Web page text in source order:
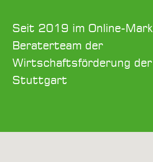
Seit 2019 im Online-
Beraterteam der
Wirtschaftsförderung
Stuttgart